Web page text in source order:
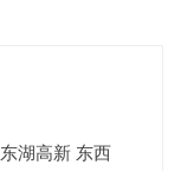
东湖高新 东西